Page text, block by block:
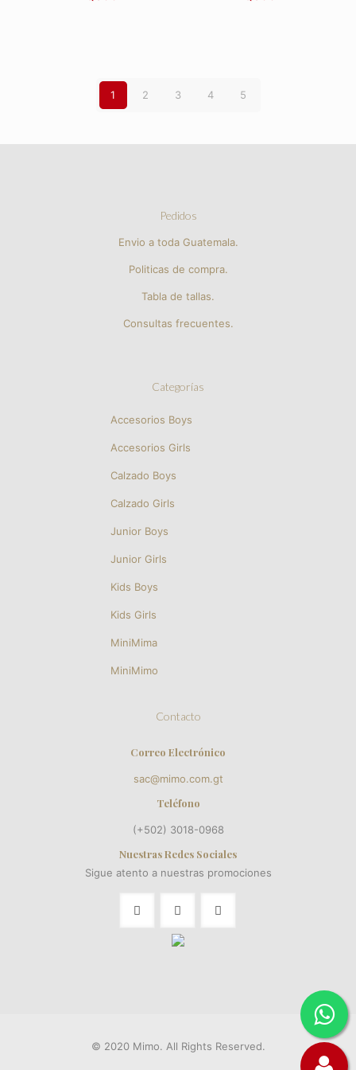
1 2 3 4 5
Pedidos
Envio a toda Guatemala.
Politicas de compra.
Tabla de tallas.
Consultas frecuentes.
Categorías
Accesorios Boys
Accesorios Girls
Calzado Boys
Calzado Girls
Junior Boys
Junior Girls
Kids Boys
Kids Girls
MiniMima
MiniMimo
Contacto
Correo Electrónico
sac@mimo.com.gt
Teléfono
(+502) 3018-0968
Nuestras Redes Sociales
Sigue atento a nuestras promociones
© 2020 Mimo. All Rights Reserved.